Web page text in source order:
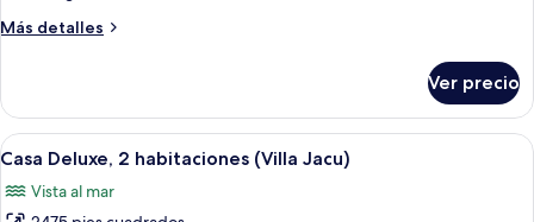
Más detalles
Más
(Desideria)
Ver precio
Abrir
todas
las
Un dormitorio moderno con una
12
Casa Deluxe, 2 habitaciones (Villa Jacu)
Vista al mar